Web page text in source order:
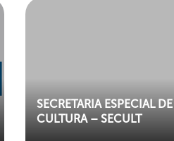
SECRETARIA ESPECIAL DE
CULTURA – SECULT